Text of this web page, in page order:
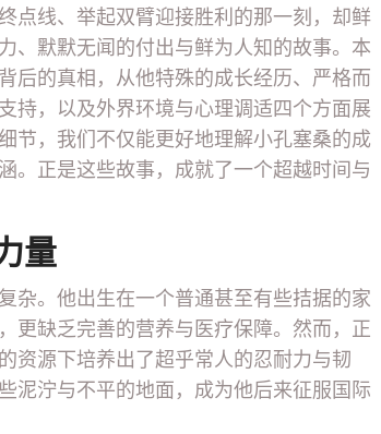
点线、举起双臂迎接胜利的那一刻，却鲜
、默默无闻的付出与鲜为人知的故事。本
后的真相，从他特殊的成长经历、严格而
持，以及外界环境与心理调适四个方面展
节，我们不仅能更好地理解小孔塞桑的成
。正是这些故事，成就了一个超越时间与
量
杂。他出生在一个普通甚至有些拮据的家
更缺乏完善的营养与医疗保障。然而，正
资源下培养出了超乎常人的忍耐力与韧
泥泞与不平的地面，成为他后来征服国际